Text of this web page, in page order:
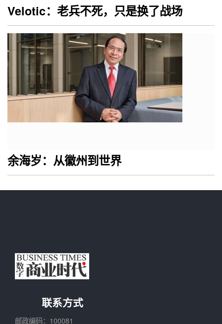
Velotic：老兵不死，只是换了战场
余海岁：从徽州到世界
联系方式
邮政编码：100081